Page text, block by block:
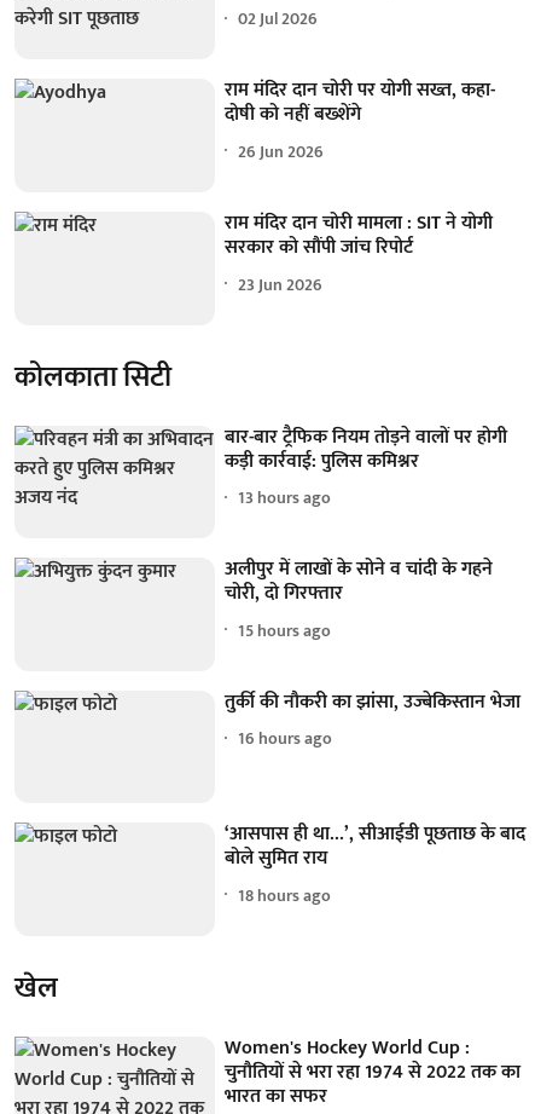
02 Jul 2026
राम मंदिर दान चोरी पर योगी सख्त, कहा-
दोषी को नहीं बख्शेंगे
26 Jun 2026
राम मंदिर दान चोरी मामला : SIT ने योगी
सरकार को सौंपी जांच रिपोर्ट
23 Jun 2026
कोलकाता सिटी
बार-बार ट्रैफिक नियम तोड़ने वालों पर होगी
कड़ी कार्रवाई: पुलिस कमिश्नर
13 hours ago
अलीपुर में लाखों के सोने व चांदी के गहने
चोरी, दो गिरफ्तार
15 hours ago
तुर्की की नौकरी का झांसा, उज्बेकिस्तान भेजा
16 hours ago
‘आसपास ही था...’, सीआईडी पूछताछ के बाद
बोले सुमित राय
18 hours ago
खेल
Women's Hockey World Cup :
चुनौतियों से भरा रहा 1974 से 2022 तक का
भारत का सफर